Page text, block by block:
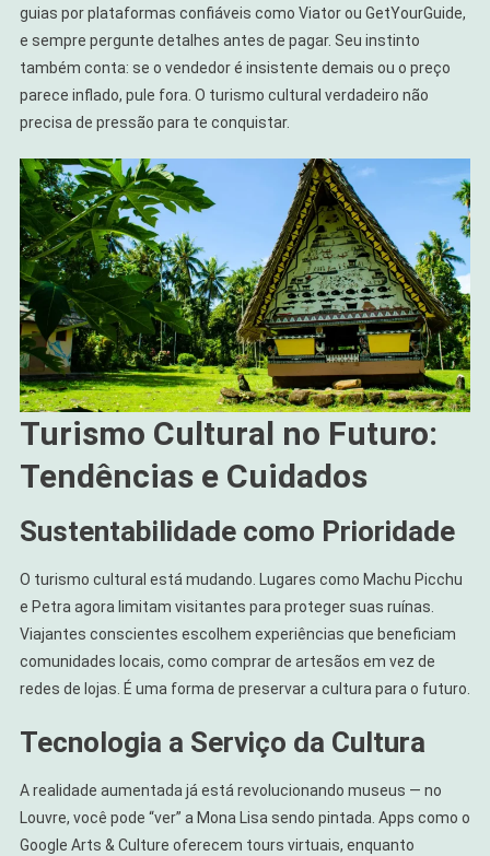
guias por plataformas confiáveis como Viator ou GetYourGuide,
e sempre pergunte detalhes antes de pagar. Seu instinto
também conta: se o vendedor é insistente demais ou o preço
parece inflado, pule fora. O turismo cultural verdadeiro não
precisa de pressão para te conquistar.
Turismo Cultural no Futuro:
Tendências e Cuidados
Sustentabilidade como Prioridade
O turismo cultural está mudando. Lugares como Machu Picchu
e Petra agora limitam visitantes para proteger suas ruínas.
Viajantes conscientes escolhem experiências que beneficiam
comunidades locais, como comprar de artesãos em vez de
redes de lojas. É uma forma de preservar a cultura para o futuro.
Tecnologia a Serviço da Cultura
A realidade aumentada já está revolucionando museus — no
Louvre, você pode “ver” a Mona Lisa sendo pintada. Apps como o
Google Arts & Culture oferecem tours virtuais, enquanto